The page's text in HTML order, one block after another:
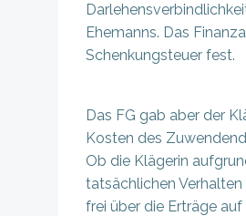
Ehemanns. Das
Schenkungsteuer fest.
Das FG gab aber der
Kosten des
Ob die Klägerin
tatsächlichen
frei über die Erträge